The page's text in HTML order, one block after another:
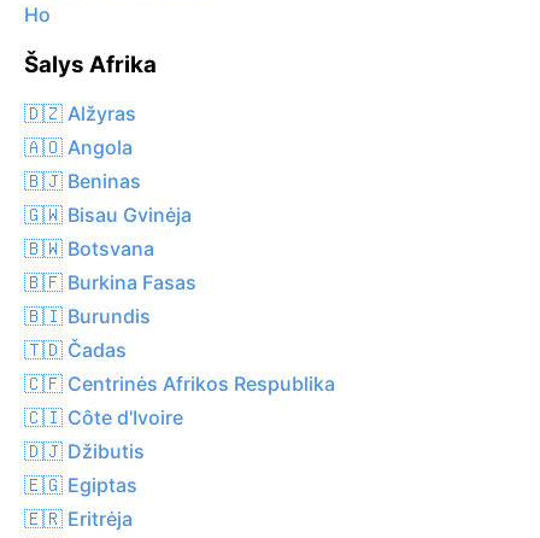
Ho
Šalys Afrika
🇩🇿 Alžyras
🇦🇴 Angola
🇧🇯 Beninas
🇬🇼 Bisau Gvinėja
🇧🇼 Botsvana
🇧🇫 Burkina Fasas
🇧🇮 Burundis
🇹🇩 Čadas
🇨🇫 Centrinės Afrikos Respublika
🇨🇮 Côte d'Ivoire
🇩🇯 Džibutis
🇪🇬 Egiptas
🇪🇷 Eritrėja